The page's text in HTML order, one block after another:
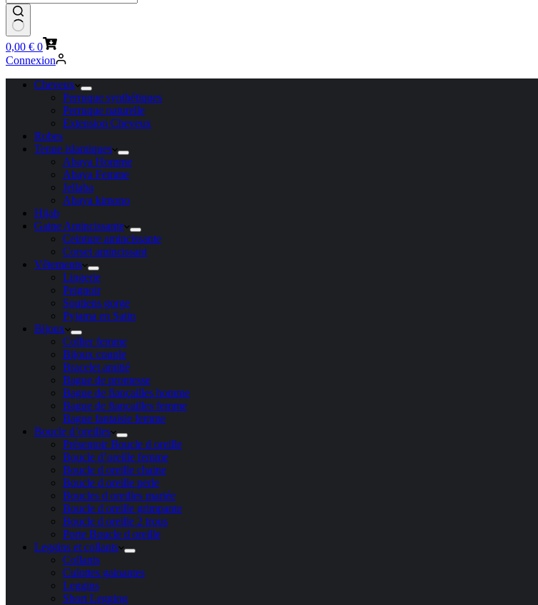
Panier
d’achat
0,00 € 0
Connexion
Cheveux
Perruque synthétiques
Perruque naturelle
Extension Cheveux
Robes
Tenue islamiques
Abaya Homme
Abaya Femme
Jellaba
Abaya kimono
Hijab
Gaine Amincissante
Ceinture amincissante
Corset amincissant
Vêtements
Lingerie
Peignoir
Soutiens gorge
Pyjama en Satin
Bijoux
Collier femme
Bijoux couple
Bracelet amitié
Bague de promesse
Bague de fiançailles homme
Bague de fiançailles femme
Bague fantaisie femme
Boucle d’oreilles
Présentoir Boucle d oreille
Boucle d’oreille femme
Boucle d oreille chaine
Boucle d oreille perle
Boucles d oreilles mariée
Boucle d oreille grimpante
Boucle d oreille 2 trous
Porte Boucle d oreille
Leggins et collants
Collants
Culottes gainantes
Leggins
Short Legging